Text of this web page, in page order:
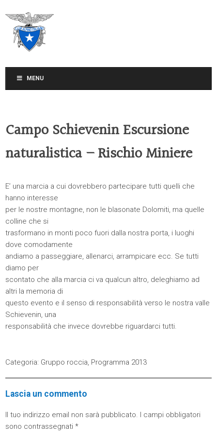
MENU
Campo Schievenin Escursione
naturalistica – Rischio Miniere
E’ una marcia a cui dovrebbero partecipare tutti quelli che
hanno interesse
per le nostre montagne, non le blasonate Dolomiti, ma quelle
colline che si
trasformano in monti poco fuori dalla nostra porta, i luoghi
dove comodamente
andiamo a passeggiare, allenarci, arrampicare ecc. Se tutti
diamo per
scontato che alla marcia ci va qualcun altro, deleghiamo ad
altri la memoria di
questo evento e il senso di responsabilità verso le nostra valle
Schievenin, una
responsabilità che invece dovrebbe riguardarci tutti.
Categoria: Gruppo roccia, Programma 2013
Lascia un commento
Il tuo indirizzo email non sarà pubblicato. I campi obbligatori
sono contrassegnati*